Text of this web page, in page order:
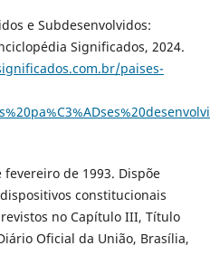
e Subdesenvolvidos:
Significados, 2024.
paises-
fevereiro de 1993. Dispõe
constitucionais
no Capítulo III, Título
Oficial da União, Brasília,